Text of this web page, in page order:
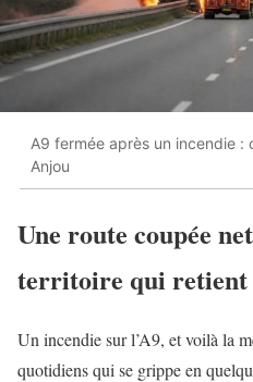
A9 fermée après un incendie :
Anjou
Une route coupée
territoire qui retient
Un incendie sur l’A9, et voilà la
quotidiens qui se grippe en